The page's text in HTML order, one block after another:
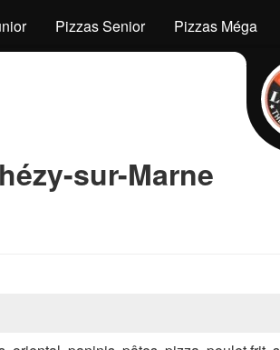
Pizzas Senior Pizzas Méga
sur-Marne